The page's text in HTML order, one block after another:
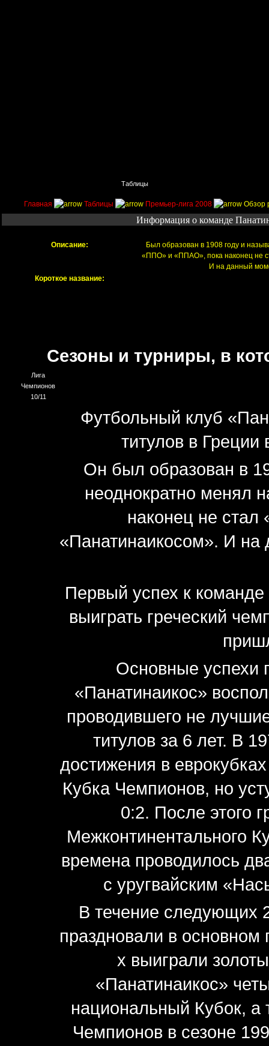
Таблицы
Главная Таблицы Премьер-лига 2008 Обзор
Информация о команде
Описание:
Был образован в 1908 году и
«ППО» и «ППАО», пока наконец не
И на данный
Короткое название:
Сезоны и турниры, в
Лига
Чемпионов
10/11
Футбольный клуб
титулов в
Он был образован в
неоднократно менял
наконец не
«Панатинаикосом». И на
Первый успех к команде
выиграть греческий
Основные успехи
«Панатинаикос»
проводившего не
титулов за 6 лет. В
достижения в
Кубка Чемпионов, но
0:2. После этого
Межконтинентального
времена проводилось
с уругвайским
В течение следующих
праздновали в
х выиграли
«Панатинаикос»
национальный Кубок,
Чемпионов в сезоне